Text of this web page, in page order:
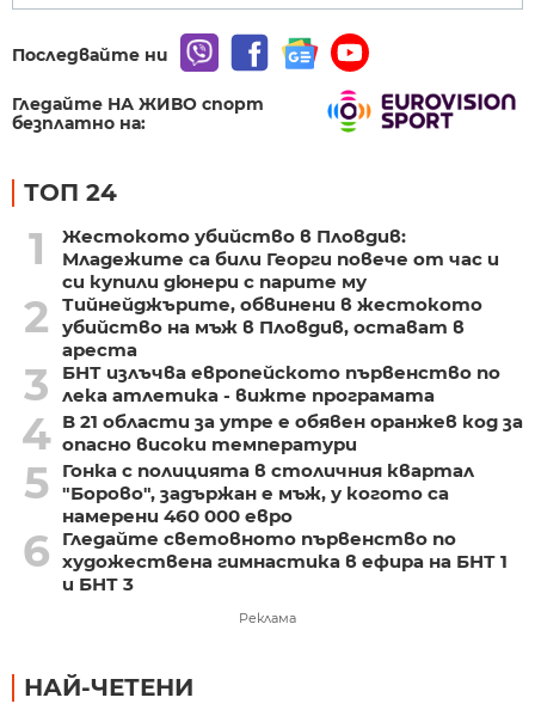
Последвайте ни
Гледайте НА ЖИВО спорт
безплатно на:
ТОП 24
1
Жестокото убийство в Пловдив:
Младежите са били Георги повече от час и
си купили дюнери с парите му
2
Тийнейджърите, обвинени в жестокото
убийство на мъж в Пловдив, остават в
ареста
3
БНТ излъчва европейското първенство по
лека атлетика - вижте програмата
4 В 21 области за утре е обявен оранжев код за
опасно високи температури
5
Гонка с полицията в столичния квартал
"Борово", задържан е мъж, у когото са
намерени 460 000 евро
6
Гледайте световното първенство по
художествена гимнастика в ефира на БНТ 1
и БНТ 3
Реклама
НАЙ-ЧЕТЕНИ